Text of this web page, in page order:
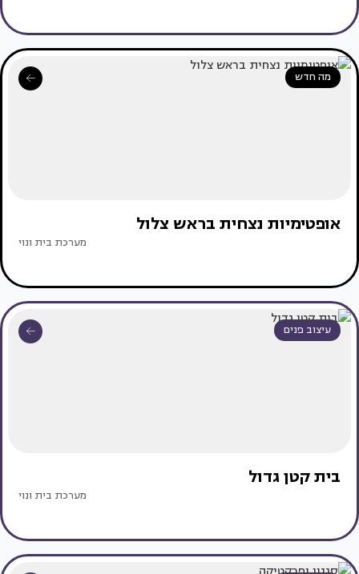
מה חדש
אופטימיות נצחית בראש צלול
מערכת בית ונוי
עיצוב פנים
בית קטן גדול
מערכת בית ונוי